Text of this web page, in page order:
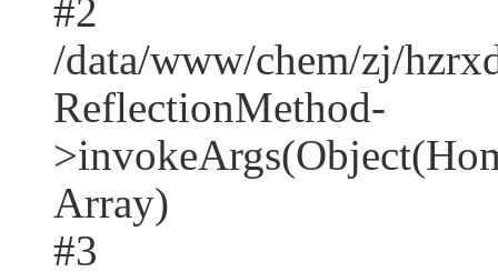
#2
/data/www/chem/zj/
ReflectionMethod-
Array)
#3